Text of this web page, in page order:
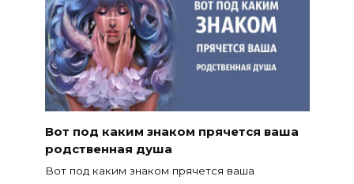
Вот под каким знаком прячется ваша
родственная душа
Вот под каким знаком прячется ваша